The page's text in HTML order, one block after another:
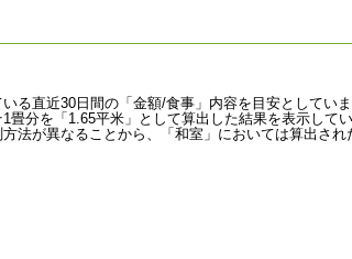
る直近30日間の「金額/食事」内容を目安としていま
分を「1.65平米」として算出した結果を表示してい
法が異なることから、「和室」においては算出さ